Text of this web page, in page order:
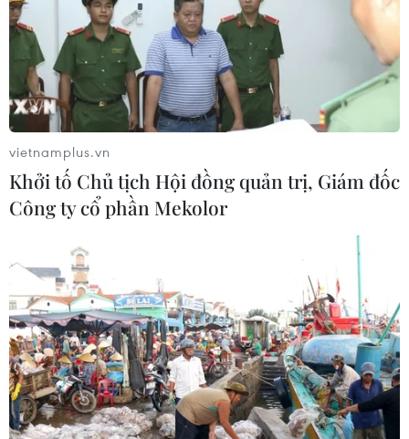
vietnamplus.vn
Khởi tố Chủ tịch Hội đồng quản trị, Giám đốc
Công ty cổ phần Mekolor